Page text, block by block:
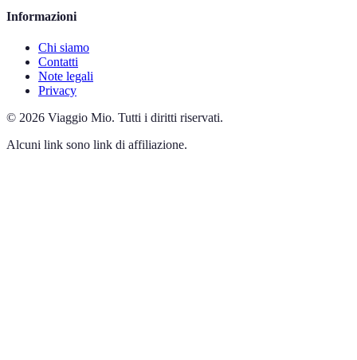
Informazioni
Chi siamo
Contatti
Note legali
Privacy
© 2026 Viaggio Mio. Tutti i diritti riservati.
Alcuni link sono link di affiliazione.